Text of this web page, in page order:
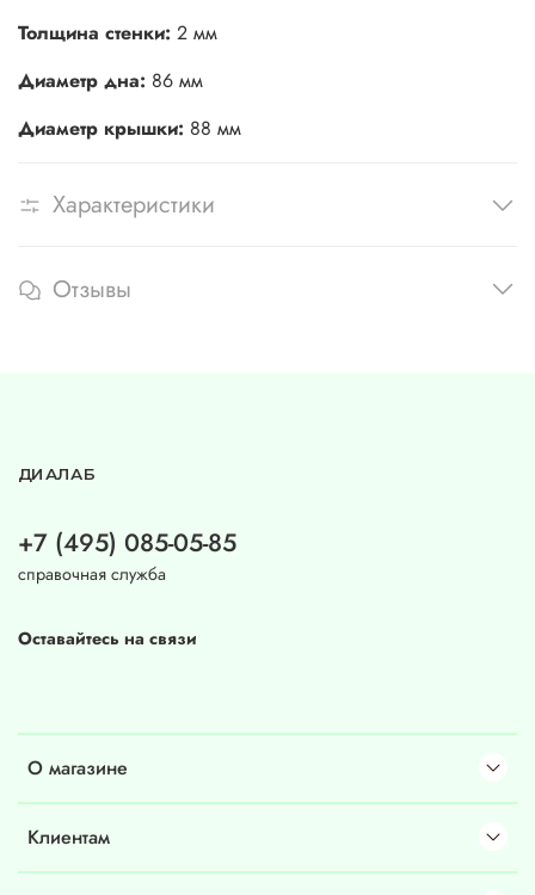
Толщина стенки: 2 мм
Диаметр дна: 86 мм
Диаметр крышки: 88 мм
Характеристики
Отзывы
О магазине
Клиентам
ДИАЛАБ
+7 (495) 085-05-85
справочная служба
Оставайтесь на связи